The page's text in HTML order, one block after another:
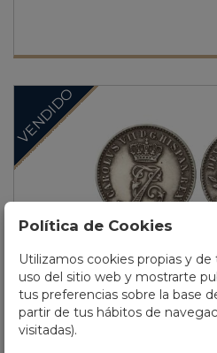
VENDIDO
Lote 554
CARLOS VII Pretendiente.50
O.T.Granada con ramas en el escudo.
Política de Cookies
Utilizamos cookies propias y de
uso del sitio web y mostrarte
tus preferencias sobre la base
partir de tus hábitos de
visitadas).